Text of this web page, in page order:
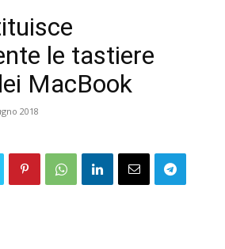
le tastiere
MacBook
2018